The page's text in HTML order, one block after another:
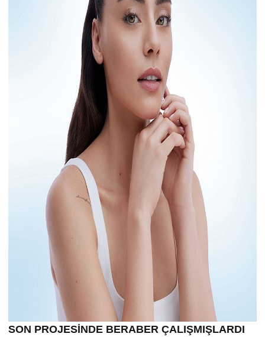
SON PROJESİNDE BERABER ÇALIŞMIŞLARDI